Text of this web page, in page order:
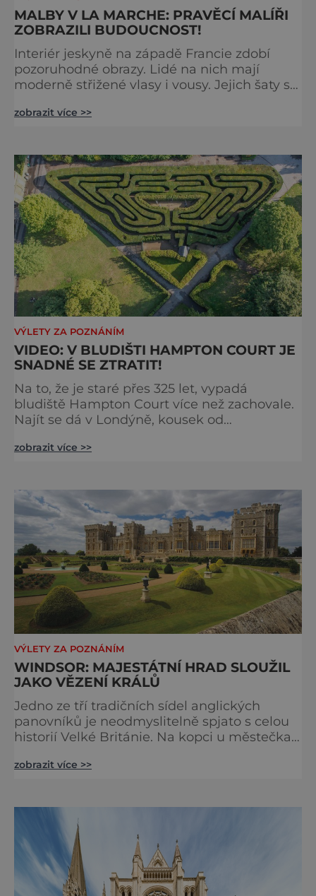
MALBY V LA MARCHE: PRAVĚCÍ MALÍŘI
ZOBRAZILI BUDOUCNOST!
Interiér jeskyně na západě Francie zdobí
pozoruhodné obrazy. Lidé na nich mají
moderně střižené vlasy i vousy. Jejich šaty se
ale staré tisíce let. Jak je to možné?
století. Skrývala překvapivý objev. Foto:
pinterest.
zobrazit více >>
VÝLETY ZA POZNÁNÍM
VIDEO: V BLUDIŠTI HAMPTON COURT JE
SNADNÉ SE ZTRATIT!
Na to, že je staré přes 325 let, vypadá
bludiště Hampton Court více než zachovale.
Najít se dá v Londýně, kousek od
země ho mezi lety 1689 a 1695 vydupou
Oranžského (1650–1702). Zabírá plochu 1300
m² a skrývá se v něm 800 metrů cest.
Původně se v živý plot promění saze
zobrazit více >>
VÝLETY ZA POZNÁNÍM
WINDSOR: MAJESTÁTNÍ HRAD SLOUŽIL
JAKO VĚZENÍ KRÁLŮ
Jedno ze tří tradičních sídel anglických
panovníků je neodmyslitelně spjato s celou
historií Velké Británie. Na kopci u městečka
Londýna, se tyčí gigantická stavba,
chtěli komplex dobýt. Za bezmála 950 let
jeho existence z
zobrazit více >>